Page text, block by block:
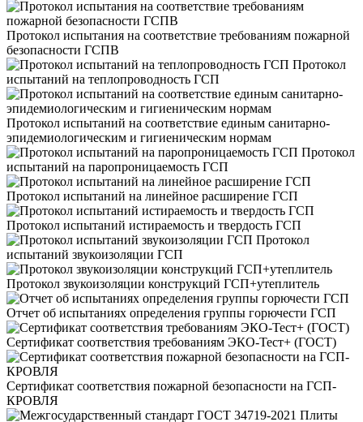
Протокол испытания на соответствие требованиям пожарной
безопасности ГСПВ
Протокол
испытаний на теплопроводность ГСП
Протокол испытаний на соответствие единым санитарно-
эпидемиологическим и гигиеническим нормам
Протокол
испытаний на паропроницаемость ГСП
Протокол испытаний на линейное расширение ГСП
Протокол испытаний истираемость и твердость ГСП
Протокол
испытаний звукоизоляции ГСП
Протокол звукоизоляции конструкций ГСП+утеплитель
Отчет об испытаниях определения группы горючести ГСП
Сертификат соответствия требованиям ЭКО-Тест+ (ГОСТ)
Сертификат соответствия пожарной безопасности на ГСП-
КРОВЛЯ